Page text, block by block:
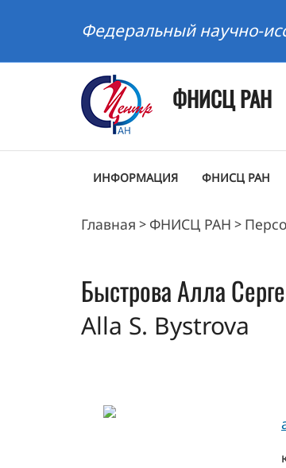
Федеральный научно-
ФНИСЦ РАН
ИНФОРМАЦИЯ ФНИСЦ РАН
Главная > ФНИСЦ РАН >
БыстроваАлла
Alla S. Bystrova